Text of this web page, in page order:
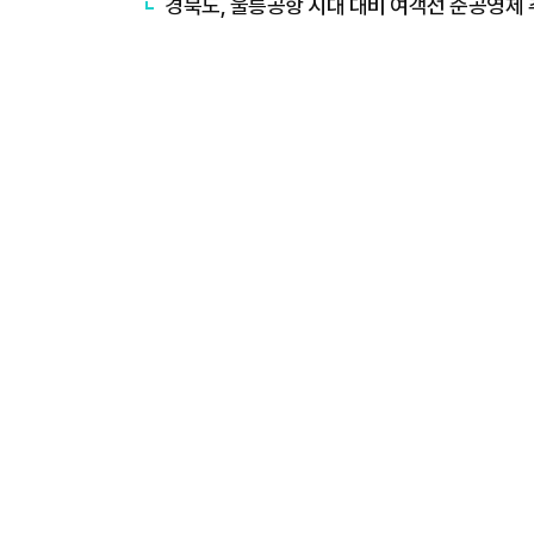
경북도, 울릉공항 시대 대비 여객선 준공영제